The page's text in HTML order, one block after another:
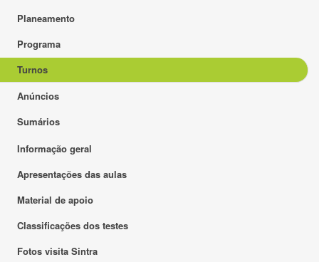
Planeamento
Programa
Turnos
Anúncios
Sumários
Informação geral
Apresentações das aulas
Material de apoio
Classificações dos testes
Fotos visita Sintra